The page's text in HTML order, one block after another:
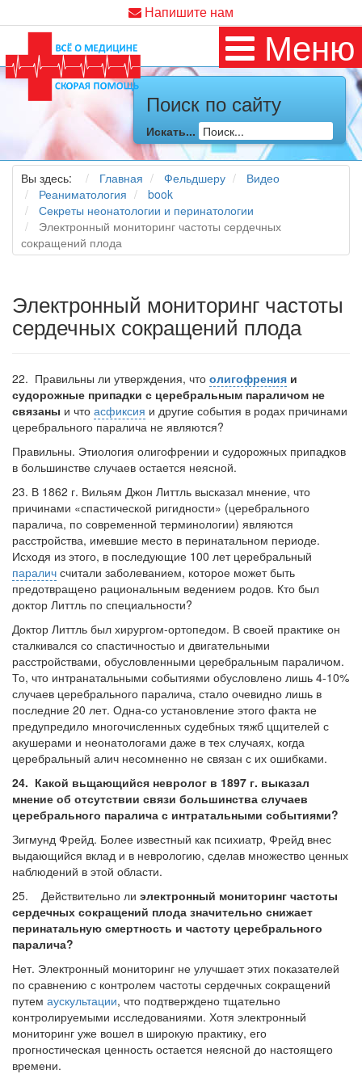
Напишите нам
Меню
Поиск по сайту
Искать...
Вы здесь: Главная Фельдшеру
Видео
Реаниматология
book
Секреты неонатологии и перинатологии
Электронный мониторинг частоты сердечных
сокращений плода
Электронный мониторинг частоты
сердечных сокращений плода
22. Правильны ли утверждения, что олигофрения и
судорожные припадки с церебральным параличом не
связаны и что асфиксия и другие события в родах причинами
церебрального паралича не являются?
Правильны. Этиология олигофрении и судорожных припадков
в большинстве случаев остается неясной.
23. В 1862 г. Вильям Джон Литтль высказал мнение, что
причинами «спастиче­ской ригидности» (церебрального
паралича, по современной терминологии) являются
расстройства, имевшие место в перинатальном периоде.
Исходя из этого, в последующие 100 лет церебральный
паралич считали заболевани­ем, которое может быть
предотвращено рациональным ведением родов. Кто был
доктор Литтль по специальности?
Доктор Литтль был хирургом-ортопедом. В своей практике он
сталкивался со спастичностыо и двигательными
расстройствами, обусловленными церебраль­ным параличом.
То, что интранатальными событиями обусловлено лишь 4-10%
случаев церебрального паралича, стало очевидно лишь в
последние 20 лет. Одна-со установление этого факта не
предупредило многочисленных судебных тяжб цщителей с
акушерами и неонатологами даже в тех случаях, когда
церебральный алич несомненно не связан с их ошибками.
24. Какой вьщающийся невролог в 1897 г. выказал
мнение об отсутствии связи большинства случаев
церебрального паралича с интратальными событиями?
Зигмунд Фрейд. Более известный как психиатр, Фрейд внес
выдающийся вклад и в неврологию, сделав множество ценных
наблюдений в этой области.
25. Действительно ли электронный мониторинг частоты
сердечных сокращений плода значительно снижает
перинатальную смертность и частоту церебрального
паралича?
Нет. Электронный мониторинг не улучшает этих показателей
по сравнению с контролем частоты сердечных сокращений
путем аускультации, что подтвер­ждено тщательно
контролируемыми исследованиями. Хотя электронный
монито­ринг уже вошел в широкую практику, его
прогностическая ценность остается неясной до настоящего
времени.